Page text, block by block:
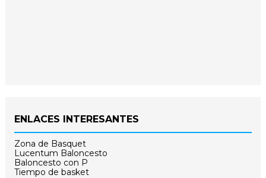
ENLACES INTERESANTES
Zona de Basquet
Lucentum Baloncesto
Baloncesto con P
Tiempo de basket